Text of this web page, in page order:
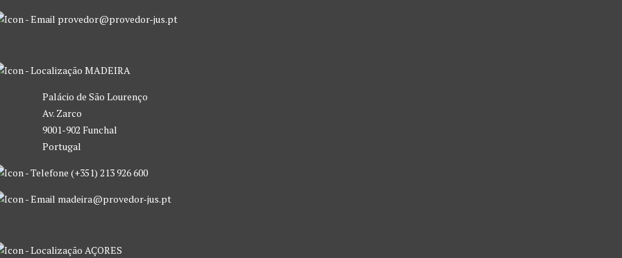
provedor@provedor-jus.pt
MADEIRA
Palácio de São Lourenço
Av. Zarco
9001-902 Funchal
Portugal
(+351) 213 926 600
madeira@provedor-jus.pt
AÇORES